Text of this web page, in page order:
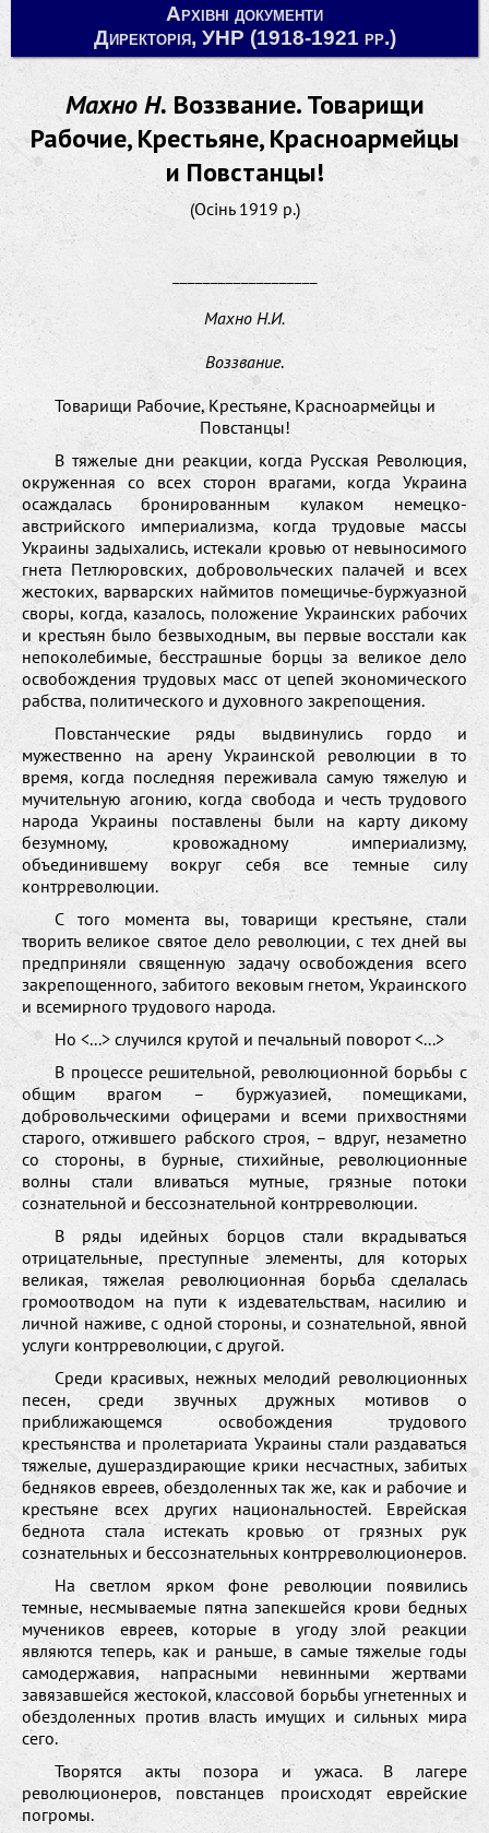
Архівні документи
Директорія, УНР (1918-1921 рр.)
Махно Н.Воззвание. Товарищи
Рабочие, Крестьяне, Красноармейцы
и Повстанцы!
(Осінь 1919 р.)
Махно Н.И.
Воззвание.
Товарищи Рабочие, Крестьяне, Красноармейцы и
Повстанцы!
В тяжелые дни реакции, когда Русская Революция,
окруженная со всех сторон врагами, когда Украина
осаждалась бронированным кулаком немецко-
австрийского империализма, когда трудовые массы
Украины задыхались, истекали кровью от невыносимого
гнета Петлюровских, добровольческих палачей и всех
жестоких, варварских наймитов помещичье-буржуазной
своры, когда, казалось, положение Украинских рабочих
и крестьян было безвыходным, вы первые восстали как
непоколебимые, бесстрашные борцы за великое дело
освобождения трудовых масс от цепей экономического
рабства, политического и духовного закрепощения.
Повстанческие ряды выдвинулись гордо и
мужественно на арену Украинской революции в то
время, когда последняя переживала самую тяжелую и
мучительную агонию, когда свобода и честь трудового
народа Украины поставлены были на карту дикому
безумному, кровожадному империализму,
объединившему вокруг себя все темные силу
контрреволюции.
С того момента вы, товарищи крестьяне, стали
творить великое святое дело революции, с тех дней вы
предприняли священную задачу освобождения всего
закрепощенного, забитого вековым гнетом, Украинского
и всемирного трудового народа.
Но <...> случился крутой и печальный поворот <...>
В процессе решительной, революционной борьбы с
общим врагом – буржуазией, помещиками,
добровольческими офицерами и всеми прихвостнями
старого, отжившего рабского строя, – вдруг, незаметно
со стороны, в бурные, стихийные, революционные
волны стали вливаться мутные, грязные потоки
сознательной и бессознательной контрреволюции.
В ряды идейных борцов стали вкрадываться
отрицательные, преступные элементы, для которых
великая, тяжелая революционная борьба сделалась
громоотводом на пути к издевательствам, насилию и
личной наживе, с одной стороны, и сознательной, явной
услуги контрреволюции, с другой.
Среди красивых, нежных мелодий революционных
песен, среди звучных дружных мотивов о
приближающемся освобождения трудового
крестьянства и пролетариата Украины стали раздаваться
тяжелые, душераздирающие крики несчастных, забитых
бедняков евреев, обездоленных так же, как и рабочие и
крестьяне всех других национальностей. Еврейская
беднота стала истекать кровью от грязных рук
сознательных и бессознательных контрреволюционеров.
На светлом ярком фоне революции появились
темные, несмываемые пятна запекшейся крови бедных
мучеников евреев, которые в угоду злой реакции
являются теперь, как и раньше, в самые тяжелые годы
самодержавия, напрасными невинными жертвами
завязавшейся жестокой, классовой борьбы угнетенных и
обездоленных против власть имущих и сильных мира
сего.
Творятся акты позора и ужаса. В лагере
революционеров, повстанцев происходят еврейские
погромы.